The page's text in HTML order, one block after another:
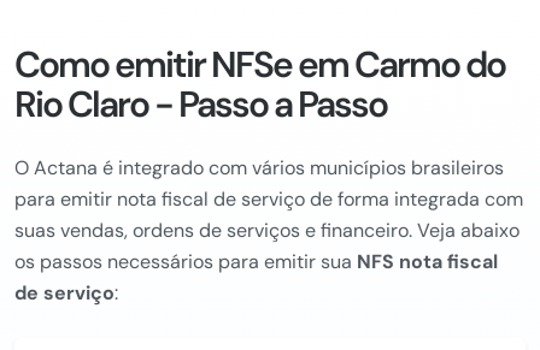
Como emitir NFSe em Carmo do
Rio Claro - Passo a Passo
O Actana é integrado com vários municípios brasileiros
para emitir nota fiscal de serviço de forma integrada com
suas vendas, ordens de serviços e financeiro. Veja abaixo
os passos necessários para emitir sua NFS nota fiscal
de serviço: